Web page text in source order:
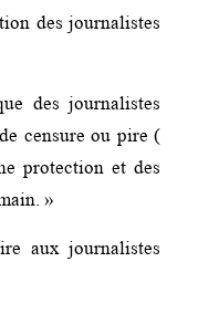
des journalistes
des journalistes
censure ou pire (
protection et des
»
aux journalistes